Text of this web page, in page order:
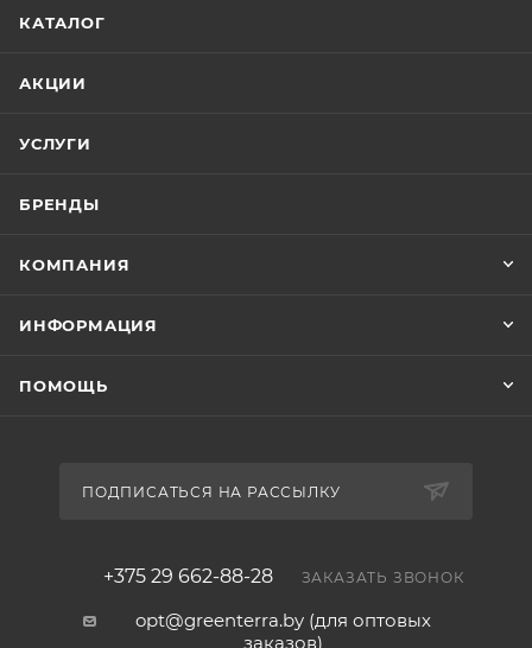
КАТАЛОГ
АКЦИИ
УСЛУГИ
БРЕНДЫ
КОМПАНИЯ
ИНФОРМАЦИЯ
ПОМОЩЬ
ПОДПИСАТЬСЯ НА РАССЫЛКУ
+375 29 662-88-28 ЗАКАЗАТЬ ЗВОНОК
opt@greenterra.by (для оптовых
заказов)